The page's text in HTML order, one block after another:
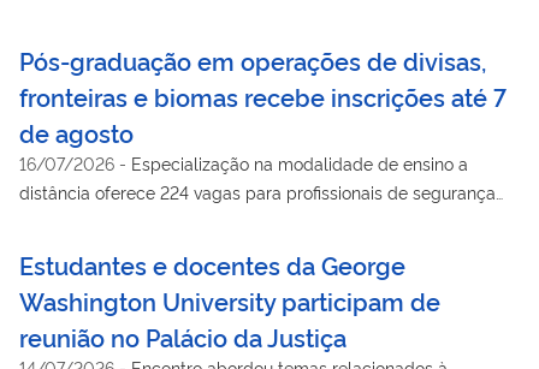
Pós-graduação em operações de divisas,
fronteiras e biomas recebe inscrições até 7
de agosto
16/07/2026 - Especialização na modalidade de ensino a
distância oferece 224 vagas para profissionais de segurança
Estudantes e docentes da George
Washington University participam de
reunião no Palácio da Justiça